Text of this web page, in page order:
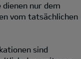
nur dem
vom tatsächlichen
sind